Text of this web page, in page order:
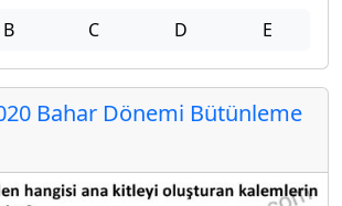
B C D E
Bahar Dönemi Bütünleme